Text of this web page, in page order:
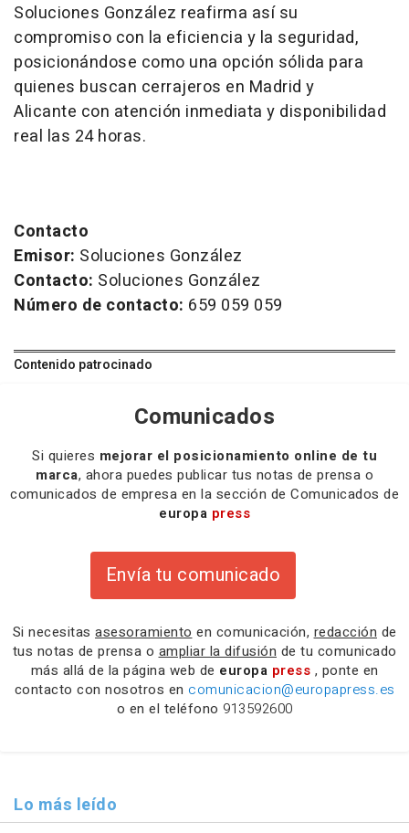
Soluciones González reafirma así su
compromiso con la eficiencia y la seguridad,
posicionándose como una opción sólida para
quienes buscan cerrajeros en Madrid y
Alicante con atención inmediata y disponibilidad
real las 24 horas.
Contacto
Emisor: Soluciones González
Contacto: Soluciones González
Número de contacto: 659 059 059
Contenido patrocinado
Comunicados
Si quieres mejorar el posicionamiento online de tu
marca, ahora puedes publicar tus notas de prensa o
comunicados de empresa en la sección de Comunicados de
europa press
Envía tu comunicado
Si necesitas asesoramiento en comunicación, redacción de
tus notas de prensa o ampliar la difusión de tu comunicado
más allá de la página web de europa press , ponte en
contacto con nosotros en comunicacion@europapress.es
o en el teléfono 913592600
Lo más leído